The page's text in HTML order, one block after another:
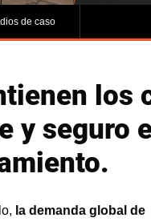
de caso
los
seguro
la demanda global de